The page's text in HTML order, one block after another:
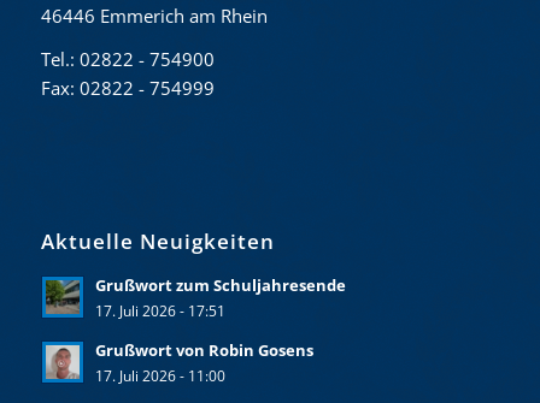
46446 Emmerich am Rhein
Tel.: 02822 - 754900
Fax: 02822 - 754999
Aktuelle Neuigkeiten
Grußwort zum Schuljahresende
17. Juli 2026 - 17:51
Grußwort von Robin Gosens
17. Juli 2026 - 11:00